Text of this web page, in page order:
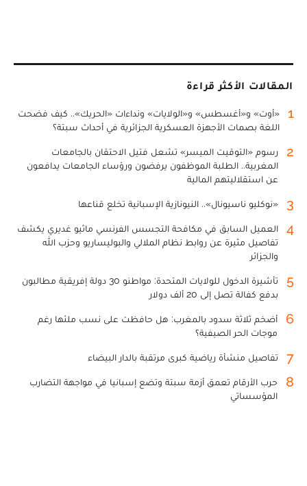
المقالات الأكثر قراءة
1
«أوت» و«أغسطس» و«الولايات» ونداءات «الحريك».. كيف فضحت
اللغة بصمات الأجهزة العسكرية الجزائرية في أحداث سبتة؟
2
رسوم «التوقيت الميسر» تشعل فتيل الاحتقان بالجامعات
المغربية.. الطلبة الموظفون يرفضون ورؤساء الجامعات يدافعون
عن استقلاليتهم المالية
3 «نوكليو ناسيونال».. النيونازية الإسبانية تخلع قناعها
4
العميل السابق في مكافحة التجسس الفرنسي ماثيو غديري يكشف
تفاصيل مثيرة عن روابط نظام الملالي والبوليساريو وحزب الله
والجزائر
5
تأشيرة الدخول للولايات المتحدة: مواطنو 30 دولة إفريقية مطالبون
بدفع كفالة تصل إلى 20 ألف دولار
6
أضخم ثلاثة سدود بالمغرب: هل حافظت على نسب ملئها رغم
موجات الحر الصيفية؟
7 تفاصيل منشأة رياضية كبرى مرتقبة بالدار البيضاء
8
حرب الأرقام تعمق أزمة سبتة وتضع إسبانيا في مواجهة التضارب
المؤسساتي